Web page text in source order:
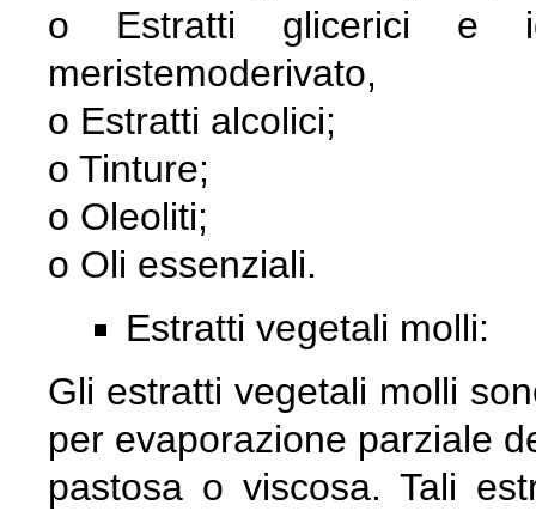
o Estratti glicerici e
meristemoderivato,
o Estratti alcolici;
o Tinture;
o Oleoliti;
o Oli essenziali.
Estratti vegetali molli:
Gli estratti vegetali molli
per evaporazione parziale
pastosa o viscosa. Tali